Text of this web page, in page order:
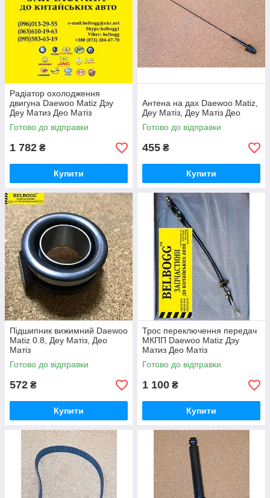
Радіатор охолодження
двигуна Daewoo Matiz Дэу
Деу Матиз Део Матіз
Готово до відправки
1 782 ₴
Купити
Антена на дах Daewoo Matiz,
Деу Матіз, Деу Матіз Део
Готово до відправки
455 ₴
Купити
Підшипник вижимний Daewoo
Matiz 0.8, Деу Матіз, Део
Матіз
Готово до відправки
572 ₴
Купити
Трос переключення передач
МКПП Daewoo Matiz Дэу
Матиз Део Матіз
Готово до відправки
1 100 ₴
Купити